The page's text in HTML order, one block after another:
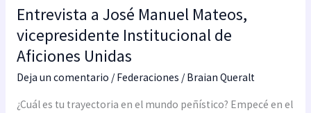
Entrevista a José Manuel Mateos,
vicepresidente Institucional de
Aficiones Unidas
Deja un comentario / Federaciones / Braian Queralt
¿Cuál es tu trayectoria en el mundo peñístico? Empecé en el
José
Manuel
Mateos,
vicepresidente
Institucional
de